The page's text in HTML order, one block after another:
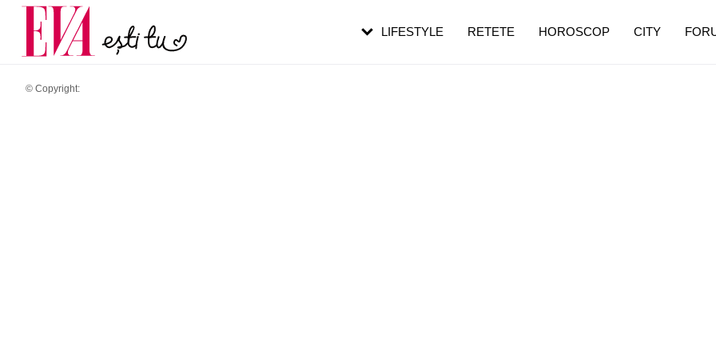
© Copyright:
LIFESTYLE RETETE HOROSCOP CITY
Carieră
Actualitate
pe măsură ce înaintezi în vârstă
de dureroasă este investigația